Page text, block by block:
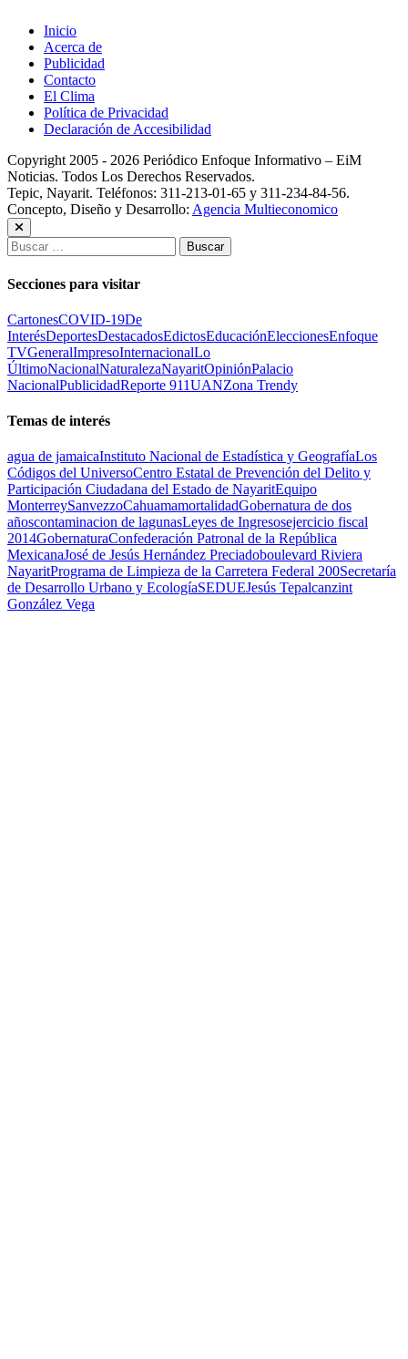
Inicio
Acerca de
Publicidad
Contacto
El Clima
Política de Privacidad
Declaración de Accesibilidad
Copyright 2005 - 2026 Periódico Enfoque Informativo – EiM
Noticias. Todos Los Derechos Reservados.
Tepic, Nayarit. Teléfonos: 311-213-01-65 y 311-234-84-56.
Concepto, Diseño y Desarrollo: Agencia Multieconomico
Buscar:
Secciones para visitar
CartonesCOVID-19De
InterésDeportesDestacadosEdictosEducaciónEleccionesEnfoque
TVGeneralImpresoInternacionalLo
ÚltimoNacionalNaturalezaNayaritOpiniónPalacio
NacionalPublicidadReporte 911UANZona Trendy
Temas de interés
agua de jamaicaInstituto Nacional de Estadística y GeografíaLos
Códigos del UniversoCentro Estatal de Prevención del Delito y
Participación Ciudadana del Estado de NayaritEquipo
MonterreySanvezzoCahuamamortalidadGobernatura de dos
añoscontaminacion de lagunasLeyes de Ingresosejercicio fiscal
2014GobernaturaConfederación Patronal de la República
MexicanaJosé de Jesús Hernández Preciadoboulevard Riviera
NayaritPrograma de Limpieza de la Carretera Federal 200Secretaría
de Desarrollo Urbano y EcologíaSEDUEJesús Tepalcanzint
González Vega